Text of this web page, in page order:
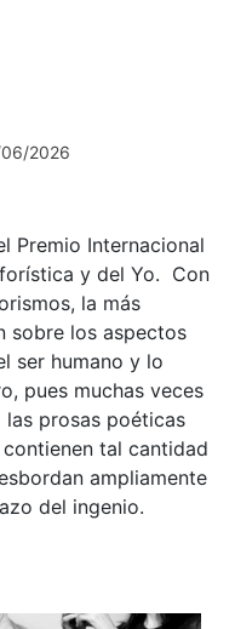
2026
Premio Internacional
y del Yo. Con
la más
sobre los aspectos
ser humano y lo
pues muchas veces
prosas poéticas
tal cantidad
ampliamente
del ingenio.